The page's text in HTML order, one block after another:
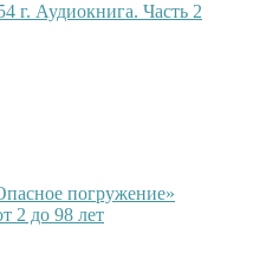
г. Аудиокнига. Часть 2
погружение»
2 до 98 лет